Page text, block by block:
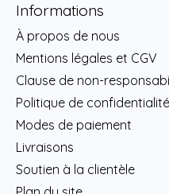
Informations
À propos de nous
Mentions légales et CGV
Clause de non-
Politique de confidentialité
Modes de paiement
Livraisons
Soutien à la clientèle